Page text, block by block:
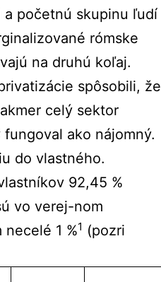
početnú skupinu ľudí
rómske
na druhú koľaj.
spôsobili, že
celý sektor
ako nájomný.
do vlastného.
92,45 %
vo verej-nom
1 %1 (pozri